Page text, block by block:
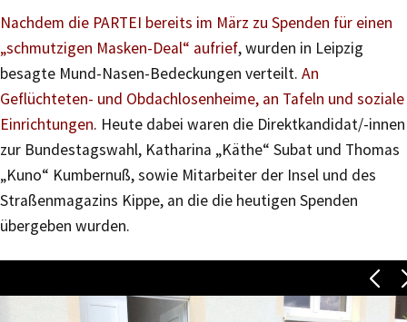
Nachdem die PARTEI bereits im März zu Spenden für einen
„schmutzigen Masken-Deal“ aufrief, wurden in Leipzig
besagte Mund-Nasen-Bedeckungen verteilt. An
Geflüchteten- und Obdachlosenheime, an Tafeln und soziale
Einrichtungen. Heute dabei waren die Direktkandidat/-innen
zur Bundestagswahl, Katharina „Käthe“ Subat und Thomas
„Kuno“ Kumbernuß, sowie Mitarbeiter der Insel und des
Straßenmagazins Kippe, an die die heutigen Spenden
übergeben wurden.